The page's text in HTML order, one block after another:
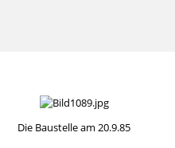
Die Baustelle am 20.9.85